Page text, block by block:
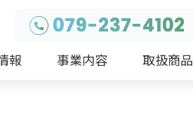
079-237-4102
報 事業内容 取扱商品